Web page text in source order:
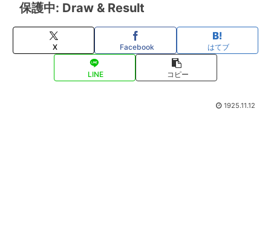
保護中: Draw & Result
X Facebook はてブ
LINE コピー
1925.11.12